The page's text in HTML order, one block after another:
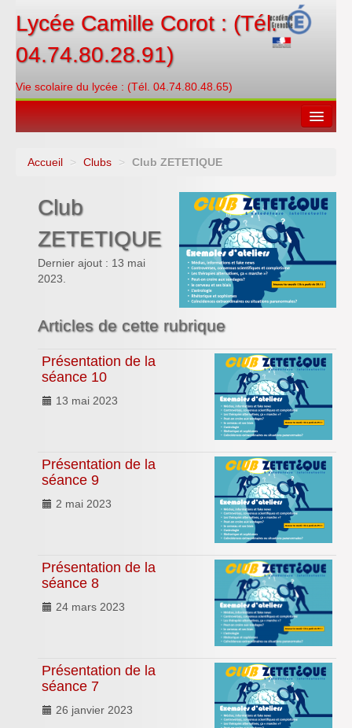
Lycée Camille Corot : (Tél.
04.74.80.28.91)
Vie scolaire du lycée : (Tél. 04.74.80.48.65)
Orientations
Contacter
PRONOTE
ENT
Inforizon
Esidoc
Accueil > Clubs > Club ZETETIQUE
Club
ZETETIQUE
Dernier ajout : 13 mai
2023.
Articles de cette rubrique
Présentation de la
séance 10
13 mai 2023
Présentation de la
séance 9
2 mai 2023
Présentation de la
séance 8
24 mars 2023
Présentation de la
séance 7
26 janvier 2023